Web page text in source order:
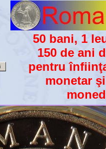
50 bani, 1
150 de ani
pentru
monetar